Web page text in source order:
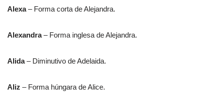
Alexa– Forma corta de Alejandra.
Alexandra– Forma inglesa de Alejandra.
Alida– Diminutivo de Adelaida.
Aliz – Forma húngara de Alice.